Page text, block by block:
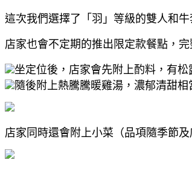
這次我們選擇了「羽」等級的雙人和
店家也會不定期的推出限定款餐點，
坐定位後，店家會先附上酌料，有
隨後附上熱騰騰暖雞湯，濃郁清甜
店家同時還會附上小菜（品項隨季節